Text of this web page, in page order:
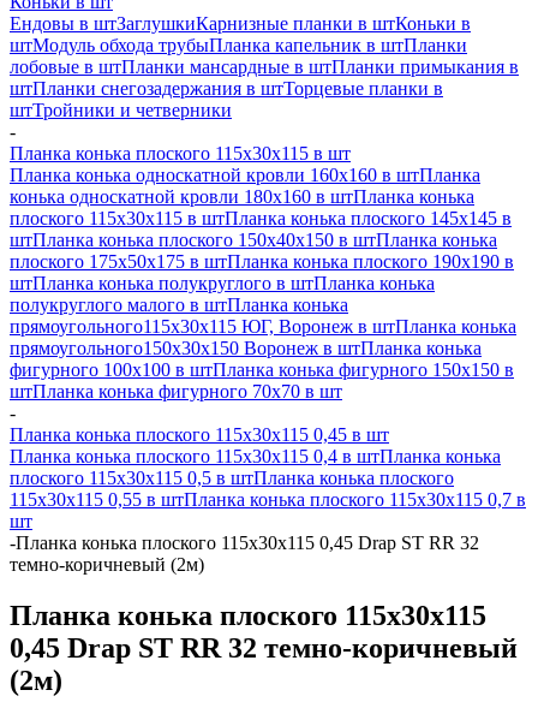
Ендовы в штЗаглушкиКарнизные планки в штКоньки в
штМодуль обхода трубыПланка капельник в штПланки
лобовые в штПланки мансардные в штПланки примыкания в
штПланки снегозадержания в штТорцевые планки в
штТройники и четверники
-
Планка конька плоского 115х30х115 в шт
Планка конька односкатной кровли 160х160 в штПланка
конька односкатной кровли 180х160 в штПланка конька
плоского 115х30х115 в штПланка конька плоского 145х145 в
штПланка конька плоского 150х40х150 в штПланка конька
плоского 175х50х175 в штПланка конька плоского 190х190 в
штПланка конька полукруглого в штПланка конька
полукруглого малого в штПланка конька
прямоугольного115х30х115 ЮГ, Воронеж в штПланка конька
прямоугольного150х30х150 Воронеж в штПланка конька
фигурного 100x100 в штПланка конька фигурного 150x150 в
штПланка конька фигурного 70x70 в шт
-
Планка конька плоского 115х30х115 0,45 в шт
Планка конька плоского 115х30х115 0,4 в штПланка конька
плоского 115х30х115 0,5 в штПланка конька плоского
115х30х115 0,55 в штПланка конька плоского 115х30х115 0,7 в
шт
-Планка конька плоского 115х30х115 0,45 Drap ST RR 32
темно-коричневый (2м)
Планка конька плоского 115х30х115
0,45 Drap ST RR 32 темно-коричневый
(2м)